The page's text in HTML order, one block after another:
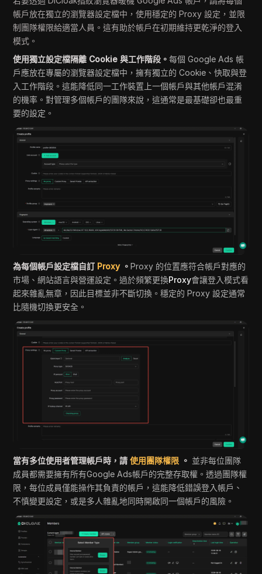
帳戶放在獨立的瀏覽器設定檔中，使用穩定的 Proxy 設定，並限
制團隊權限給適當人員。這有助於帳戶在初期維持更乾淨的登入
模式。
使用獨立設定檔隔離 Cookie 與工作階段。每個 Google Ads 帳
戶應放在專屬的瀏覽器設定檔中，擁有獨立的 Cookie、快取與登
入工作階段。這能降低同一工作裝置上一個帳戶與其他帳戶混淆
的機率。對管理多個帳戶的團隊來說，這通常是最基礎卻也最重
要的設定。
為每個帳戶設定檔自訂 Proxy 。Proxy 的位置應符合帳戶對應的
市場、網站語言與營運設定。過於頻繁更換Proxy會讓登入模式看
起來雜亂無章，因此目標並非不斷切換。穩定的 Proxy 設定通常
比隨機切換更安全。
當有多位使用者管理帳戶時，請 使用團隊權限 。 並非每位團隊
成員都需要擁有所有Google Ads帳戶的完整存取權。透過團隊權
限，每位成員僅能操作其負責的帳戶，這能降低錯誤登入帳戶、
不慎變更設定，或是多人雜亂地同時開啟同一個帳戶的風險。